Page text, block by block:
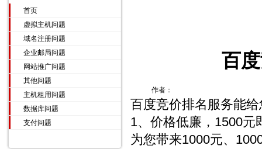
首页
虚拟主机问题
域名注册问题
企业邮局问题
网站推广问题
其他问题
主机租用问题
数据库问题
支付问题
百
作者：
百度竞价排名服务能
1、价格低廉，1500元
为您带来1000元、